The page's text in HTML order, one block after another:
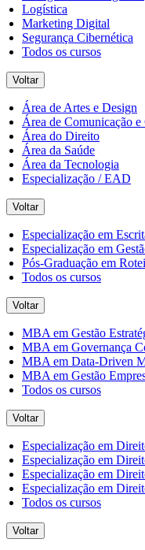
Logística
Marketing Digital
Segurança Cibernética
Todos os cursos
Voltar
Área de Artes e Design
Área de Comunicação e
Área do Direito
Área da Saúde
Área da Tecnologia
Especialização / EAD
Voltar
Especialização em
Especialização em
Pós-Graduação em
Todos os cursos
Voltar
MBA em Gestão
MBA em Governança
MBA em Data-Driven
MBA em Gestão
Todos os cursos
Voltar
Especialização em
Especialização em
Especialização em
Especialização em
Todos os cursos
Voltar